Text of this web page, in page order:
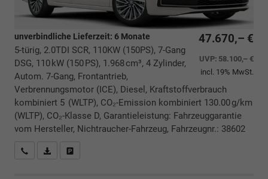
47.670,– €
UVP: 58.100,– €
incl. 19% MwSt.
unverbindliche Lieferzeit: 6 Monate
5-türig, 2.0TDI SCR, 110KW (150PS), 7-Gang
DSG, 110 kW (150 PS), 1.968 cm³, 4 Zylinder,
Autom. 7-Gang, Frontantrieb,
Verbrennungsmotor (ICE), Diesel, Kraftstoffverbrauch
kombiniert 5 (WLTP), CO₂-Emission kombiniert 130.00 g/km
(WLTP), CO₂-Klasse D, Garantieleistung: Fahrzeuggarantie
vom Hersteller, Nichtraucher-Fahrzeug, Fahrzeugnr.: 38602
Rückrufbitte absenden
PDF-Datei, Fahrzeugexposé drucken